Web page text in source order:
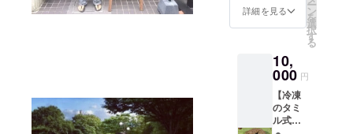
得られ
フライ
ドポテ
ト、天
津、ア
イスク
リー
を送ら
せてい
ただき
記念品
として
アクリ
ルの
キーホ
ルダー
詳細を見る ー
ン
を
選
択
す
る
10,
000 円
【冷凍
のタミ
ル式の